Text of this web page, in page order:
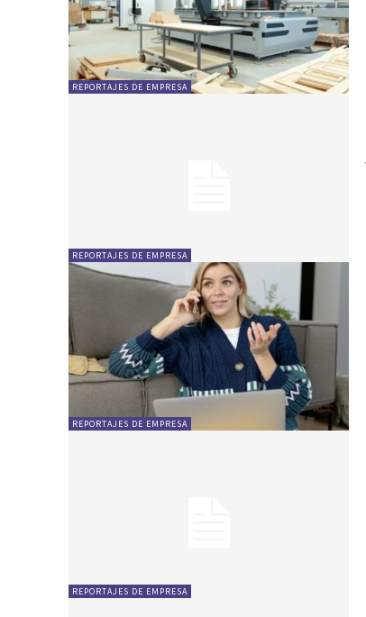
REPORTAJES DE EMPRESA
REPORTAJES DE EMPRESA
REPORTAJES DE EMPRESA
REPORTAJES DE EMPRESA